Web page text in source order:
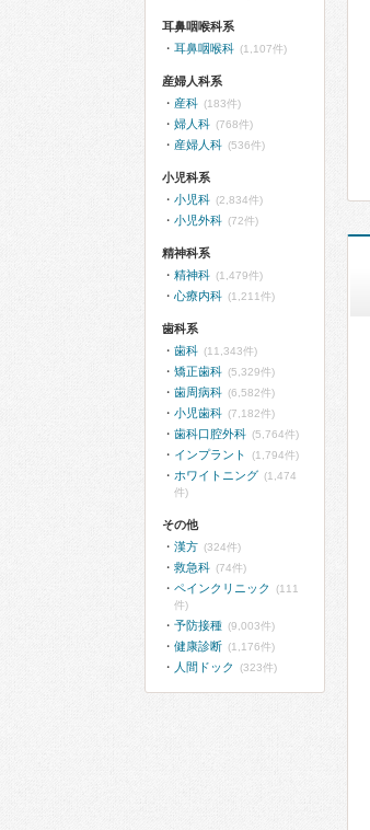
耳鼻咽喉科系
耳鼻咽喉科 (1,107件)
産婦人科系
産科 (183件)
婦人科 (768件)
産婦人科 (536件)
小児科系
小児科 (2,834件)
小児外科 (72件)
精神科系
精神科 (1,479件)
心療内科 (1,211件)
歯科系
歯科 (11,343件)
矯正歯科 (5,329件)
歯周病科 (6,582件)
小児歯科 (7,182件)
歯科口腔外科 (5,764件)
インプラント (1,794件)
ホワイトニング (1,474
件)
その他
漢方 (324件)
救急科 (74件)
ペインクリニック
(111
件)
予防接種 (9,003件)
健康診断 (1,176件)
人間ドック (323件)